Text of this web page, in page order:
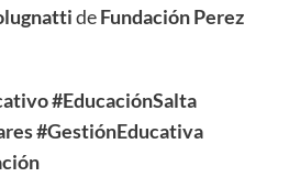
deFundación Perez
#EducaciónSalta
#GestiónEducativa